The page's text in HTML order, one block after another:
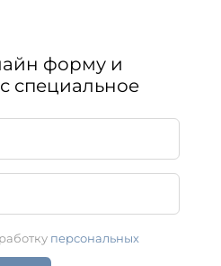
форму и
специальное
персональных